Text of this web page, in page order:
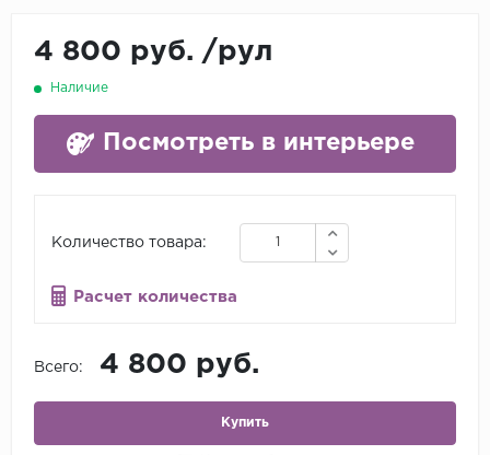
4 800 руб. /рул
Наличие
Посмотреть в интерьере
Количество товара:
Расчет количества
Всего: 4 800 руб.
Купить